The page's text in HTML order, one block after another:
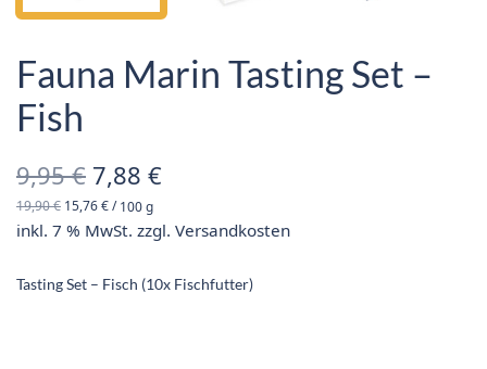
Fauna Marin Tasting Set –
Fish
9,95€ Ursprünglicher
Preis war:
7,88€
19,90€ 15,76€/100g
inkl. 7 % MwSt. zzgl.Versandkosten
Tasting Set – Fisch (10x Fischfutter)